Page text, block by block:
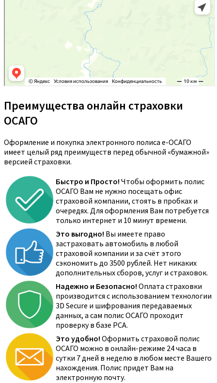
Преимущества онлайн страховки
ОСАГО
Оформление и покупка электронного полиса е-ОСАГО
имеет целый ряд преимуществ перед обычной «бумажной»
версией страховки.
Быстро и Просто! Чтобы оформить полис
ОСАГО Вам не нужно посещать офис
страховой компании, стоять в пробках и
очередях. Для оформления Вам потребуется
только интернет и 10 минут времени.
Это выгодно! Вы имеете право
застраховать автомобиль в любой
страховой компании и за счёт этого
сэкономить до 3500 рублей. Нет никаких
дополнительных сборов, услуг и страховок.
Надежно и Безопасно! Оплата страховки
производится с использованием технологии
3D Secure и шифрования передаваемых
данных, а сам полис ОСАГО проходит
проверку в базе РСА.
Это удобно! Оформить страховой полис
ОСАГО можно в онлайн-режиме 24 часа в
сутки 7 дней в неделю в любом месте Вашего
нахождения. Полис придет Вам на
электронную почту.